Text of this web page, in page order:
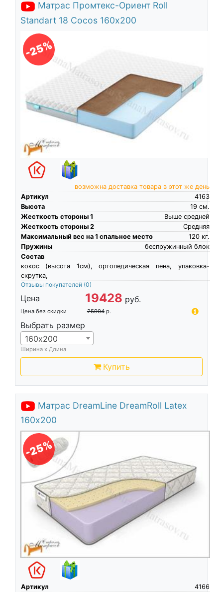
Матрас Промтекс-Ориент Roll
Standart 18 Cocos 160х200
-25%
возможна доставка товара в этот же день
Артикул
4163
Высота
см.
19
Жесткость стороны 1
Выше средней
Жесткость стороны 2
Средняя
Максимальный вес на 1 спальное место
кг.
120
Пружины
беспружинный блок
Состав
кокос (высота 1см), ортопедическая пена, упаковка-
скрутка,
Отзывы покупателей (0)
Цена 19428 руб.
Цена без скидки 25904 р.
Выбрать размер
160х200
Ширина х Длина
Купить
Матрас DreamLine DreamRoll Latex
160х200
-25%
Артикул
4166